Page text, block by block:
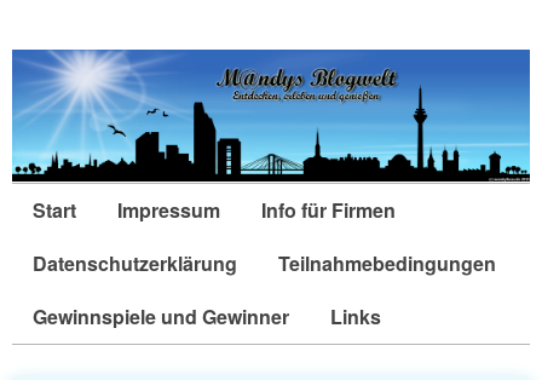
Start Impressum
Info für Firmen
Datenschutzerklärung
Teilnahmebedingungen
Gewinnspiele und Gewinner
Links